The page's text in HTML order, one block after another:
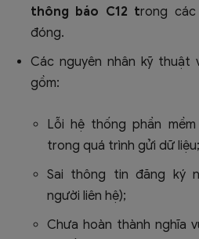
thông báo C12 trong
đóng.
Các nguyên nhân kỹ thuật
gồm:
Lỗi hệ thống phần
trong quá trình gửi dữ liệu;
Sai thông tin đăng ký
người liên hệ);
Chưa hoàn thành nghĩa